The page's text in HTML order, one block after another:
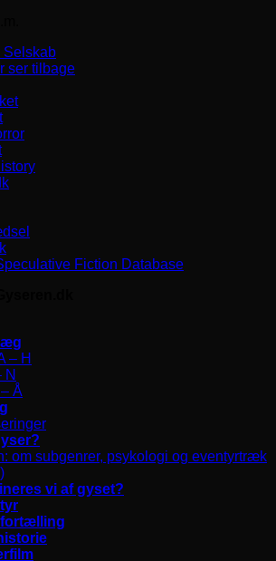
Selskab
ser tilbage
Fiction Database
– H
N
Å
om subgenrer, psykologi og eventyrtræk
vi af gyset?
fortælling